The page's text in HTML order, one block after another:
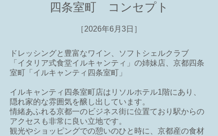
四条室町 コンセプト
［2026年6月3日］
ドレッシングと豊富なワイン、ソフトシェルクラブ
「イタリア式食堂イルキャンティ」の姉妹店、京都四条
室町「イルキャンティ四条室町」
イルキャンティ四条室町店はリソルホテル1階にあり、
隠れ家的な雰囲気を醸し出しています。
情緒あふれる京都一のビジネス街に位置ており駅からの
アクセスも非常に良い立地です。
観光やショッピングでの憩いのひと時に、京都産の食材